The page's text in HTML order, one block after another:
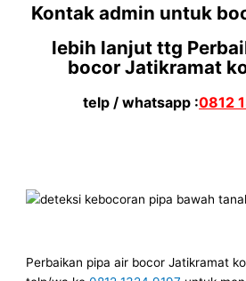
Kontak admin untuk
lebih lanjut ttg
bocor Jatikramat
telp / whatsapp :0812
Perbaikan pipa air bocor Jatikramat